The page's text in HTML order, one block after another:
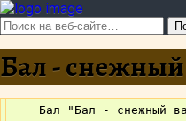
Бал - снежный